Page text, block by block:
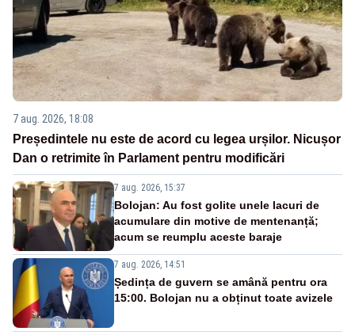
7 aug. 2026, 18:08
Președintele nu este de acord cu legea urșilor. Nicușor
Dan o retrimite în Parlament pentru modificări
7 aug. 2026, 15:37
Bolojan: Au fost golite unele lacuri de
acumulare din motive de mentenanță;
acum se reumplu aceste baraje
7 aug. 2026, 14:51
Ședința de guvern se amână pentru ora
15:00. Bolojan nu a obținut toate avizele